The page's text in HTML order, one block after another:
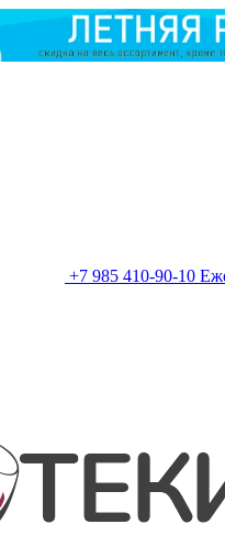
+7 985 410-90-10